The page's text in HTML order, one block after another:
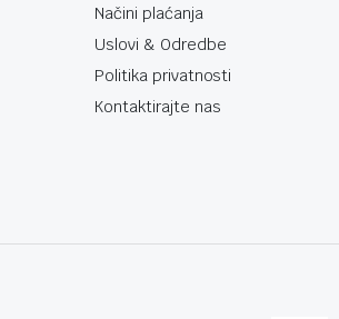
Načini plaćanja
Uslovi & Odredbe
Politika privatnosti
Kontaktirajte nas